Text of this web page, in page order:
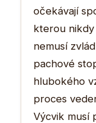
očekávají
kterou nikdy
nemusí
pachové
hlubokého
proces
Výcvik musí